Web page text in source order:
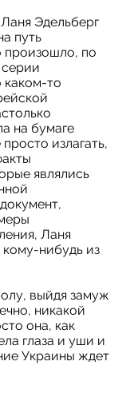
Эдельберг
путь
произошло, по
каком-то
на бумаге
излагать,
являлись
Ланя
нибудь из
выйдя замуж
никакой
она, как
глаза и уши и
Украины ждет